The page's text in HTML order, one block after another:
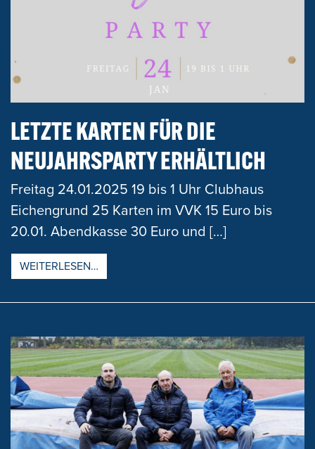
LETZTE KARTEN FÜR DIE
NEUJAHRSPARTY ERHÄLTLICH
Freitag 24.01.2025 19 bis 1 Uhr Clubhaus
Eichengrund 25 Karten im VVK 15 Euro bis
20.01. Abendkasse 30 Euro und […]
WEITERLESEN…